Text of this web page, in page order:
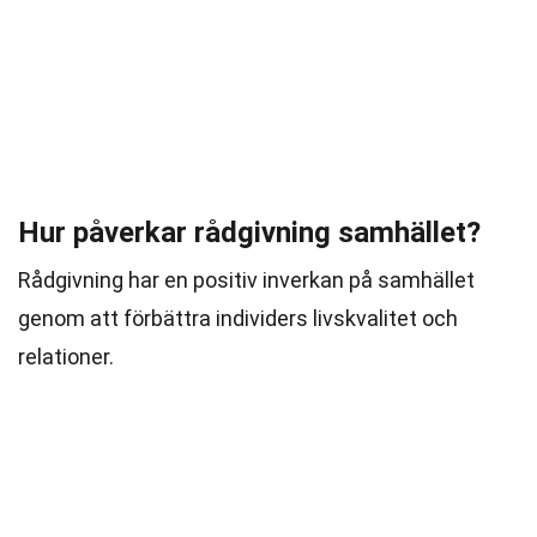
Hur påverkar rådgivning samhället?
Rådgivning har en positiv inverkan på samhället
genom att förbättra individers livskvalitet och
relationer.